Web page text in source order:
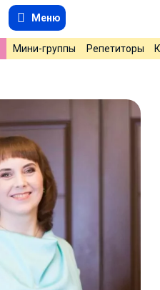
Меню
Мини-группы Репетиторы